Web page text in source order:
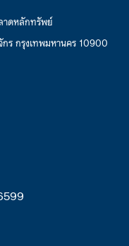
าดหลักทรัพย์
ร กรุงเทพมหานคร 10900